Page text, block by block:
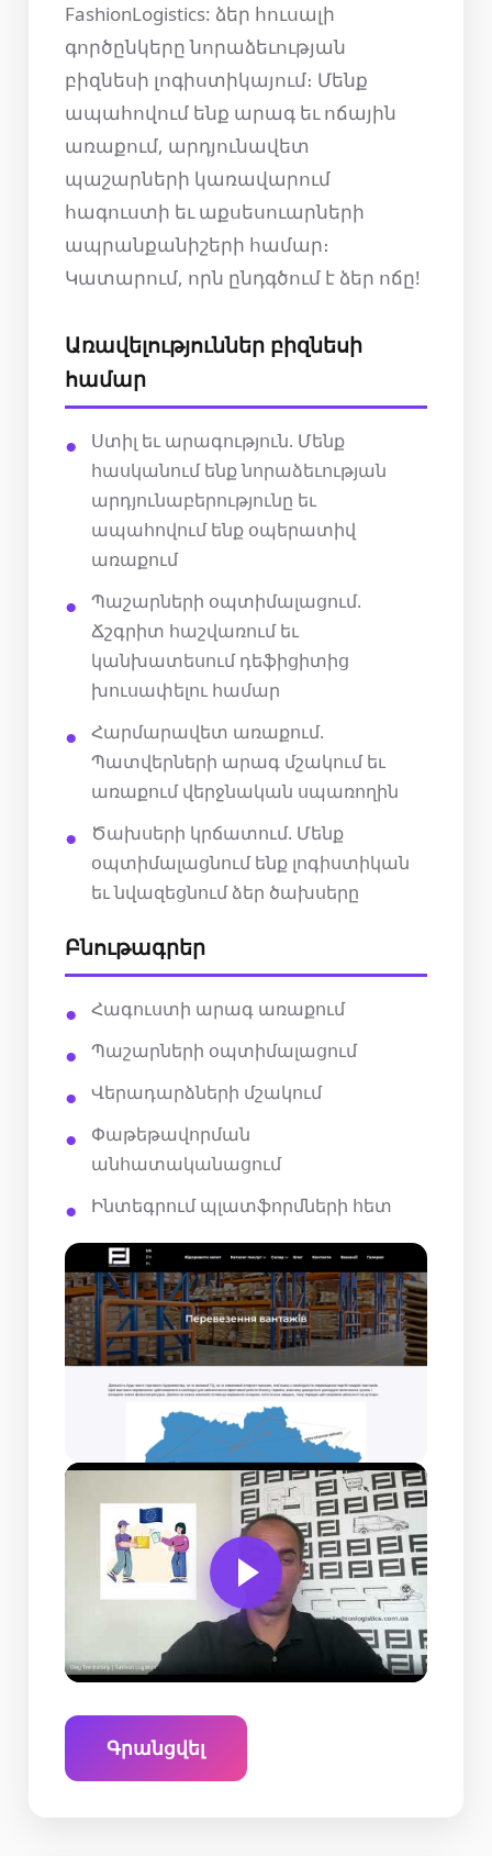
FashionLogistics: ձեր հուսալի
գործընկերը նորաձեւության
բիզնեսի լոգիստիկայում։ Մենք
ապահովում ենք արագ եւ ոճային
առաքում, արդյունավետ
պաշարների կառավարում
հագուստի եւ աքսեսուարների
ապրանքանիշերի համար։
Կատարում, որն ընդգծում է ձեր ոճը!
Առավելություններ բիզնեսի
համար
Ստիլ եւ արագություն. Մենք
հասկանում ենք նորաձեւության
արդյունաբերությունը եւ
ապահովում ենք օպերատիվ
առաքում
Պաշարների օպտիմալացում.
Ճշգրիտ հաշվառում եւ
կանխատեսում դեֆիցիտից
խուսափելու համար
Հարմարավետ առաքում.
Պատվերների արագ մշակում եւ
առաքում վերջնական սպառողին
Ծախսերի կրճատում. Մենք
օպտիմալացնում ենք լոգիստիկան
եւ նվազեցնում ձեր ծախսերը
Բնութագրեր
Հագուստի արագ առաքում
Պաշարների օպտիմալացում
Վերադարձների մշակում
Փաթեթավորման
անհատականացում
Ինտեգրում պլատֆորմների հետ
Գրանցվել